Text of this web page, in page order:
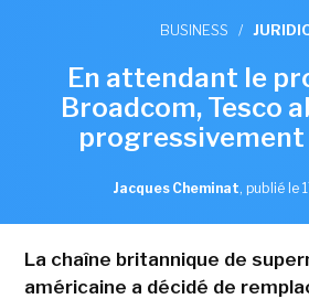
BUSINESS /
En attendant le
Broadcom, Tesco
progressivement
Jacques Cheminat, publié le
La chaîne britannique de
américaine a décidé de